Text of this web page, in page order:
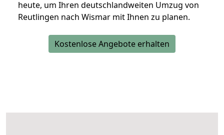
heute, um Ihren deutschlandweiten Umzug von
Reutlingen nach Wismar mit Ihnen zu planen.
Kostenlose Angebote erhalten